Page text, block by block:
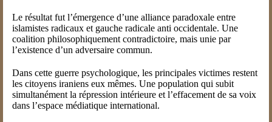
Le résultat fut l’émergence d’une alliance paradoxale entre
islamistes radicaux et gauche radicale anti occidentale. Une
coalition philosophiquement contradictoire, mais unie par
l’existence d’un adversaire commun.
Dans cette guerre psychologique, les principales victimes restent
les citoyens iraniens eux mêmes. Une population qui subit
simultanément la répression intérieure et l’effacement de sa voix
dans l’espace médiatique international.